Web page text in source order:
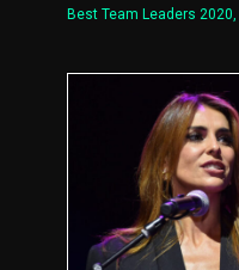
Best Team Leaders 2020